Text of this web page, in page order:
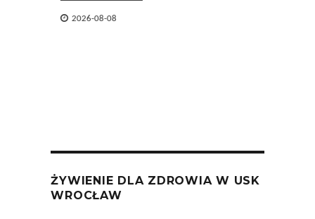
2026-08-08
ŻYWIENIE DLA ZDROWIA W USK
WROCŁAW